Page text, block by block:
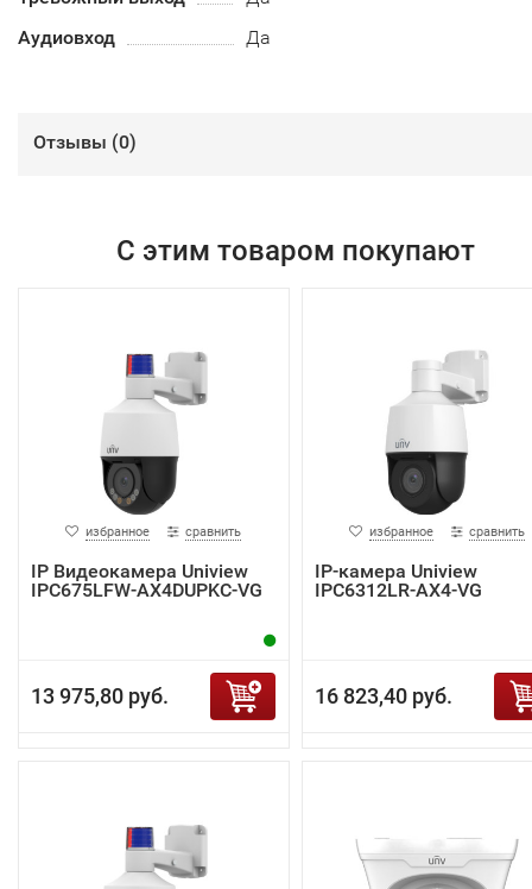
Аудиовход
Да
Отзывы (0)
С этим товаром покупают
избранное сравнить
IP Видеокамера Uniview
IPC675LFW-AX4DUPKC-VG
13 975,80 руб.
избранное сравнить
IP-камера Uniview
IPC6312LR-AX4-VG
16 823,40 руб.